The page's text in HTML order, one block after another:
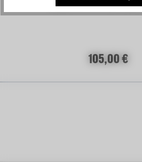
AERIO HOSE
Regulärer Preis:
105,00 €